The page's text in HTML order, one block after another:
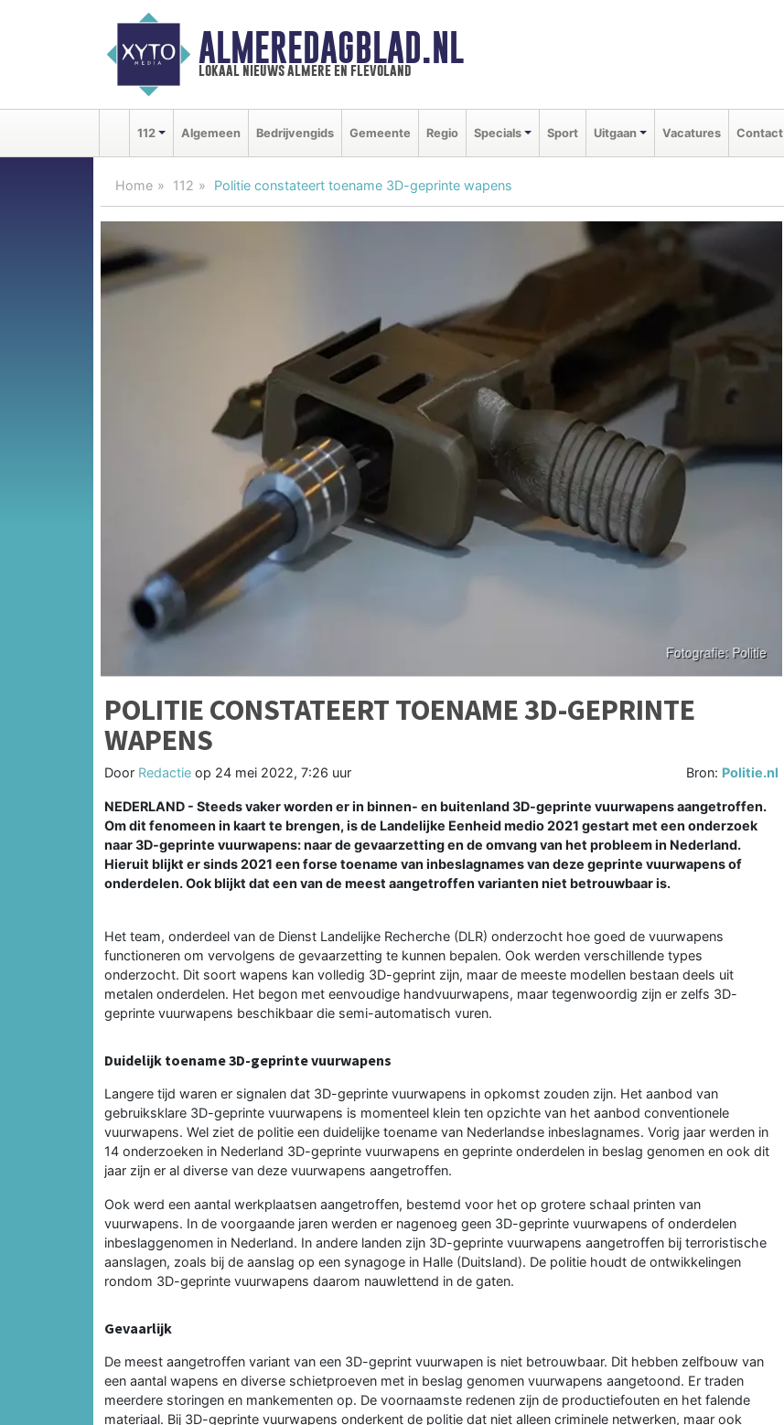
ALMEREDAGBLAD.NL
lokaal nieuws almere en flevoland
112 Algemeen Bedrijvengids Gemeente Regio Specials Sport Uitgaan Vacatures Contact
Home 112 Politie constateert toename 3D-geprinte wapens
POLITIE CONSTATEERT TOENAME 3D-GEPRINTE
WAPENS
Door Redactie op 24 mei 2022, 7:26 uur Bron: Politie.nl
NEDERLAND - Steeds vaker worden er in binnen- en buitenland 3D-geprinte vuurwapens aangetroffen.
Om dit fenomeen in kaart te brengen, is de Landelijke Eenheid medio 2021 gestart met een onderzoek
naar 3D-geprinte vuurwapens: naar de gevaarzetting en de omvang van het probleem in Nederland.
Hieruit blijkt er sinds 2021 een forse toename van inbeslagnames van deze geprinte vuurwapens of
onderdelen. Ook blijkt dat een van de meest aangetroffen varianten niet betrouwbaar is.
Het team, onderdeel van de Dienst Landelijke Recherche (DLR) onderzocht hoe goed de vuurwapens
functioneren om vervolgens de gevaarzetting te kunnen bepalen. Ook werden verschillende types
onderzocht. Dit soort wapens kan volledig 3D-geprint zijn, maar de meeste modellen bestaan deels uit
metalen onderdelen. Het begon met eenvoudige handvuurwapens, maar tegenwoordig zijn er zelfs 3D-
geprinte vuurwapens beschikbaar die semi-automatisch vuren.
Duidelijk toename 3D-geprinte vuurwapens
Langere tijd waren er signalen dat 3D-geprinte vuurwapens in opkomst zouden zijn. Het aanbod van
gebruiksklare 3D-geprinte vuurwapens is momenteel klein ten opzichte van het aanbod conventionele
vuurwapens. Wel ziet de politie een duidelijke toename van Nederlandse inbeslagnames. Vorig jaar werden in
14 onderzoeken in Nederland 3D-geprinte vuurwapens en geprinte onderdelen in beslag genomen en ook dit
jaar zijn er al diverse van deze vuurwapens aangetroffen.
Ook werd een aantal werkplaatsen aangetroffen, bestemd voor het op grotere schaal printen van
vuurwapens. In de voorgaande jaren werden er nagenoeg geen 3D-geprinte vuurwapens of onderdelen
inbeslaggenomen in Nederland. In andere landen zijn 3D-geprinte vuurwapens aangetroffen bij terroristische
aanslagen, zoals bij de aanslag op een synagoge in Halle (Duitsland). De politie houdt de ontwikkelingen
rondom 3D-geprinte vuurwapens daarom nauwlettend in de gaten.
Gevaarlijk
De meest aangetroffen variant van een 3D-geprint vuurwapen is niet betrouwbaar. Dit hebben zelfbouw van
een aantal wapens en diverse schietproeven met in beslag genomen vuurwapens aangetoond. Er traden
meerdere storingen en mankementen op. De voornaamste redenen zijn de productiefouten en het falende
materiaal. Bij 3D-geprinte vuurwapens onderkent de politie dat niet alleen criminele netwerken, maar ook